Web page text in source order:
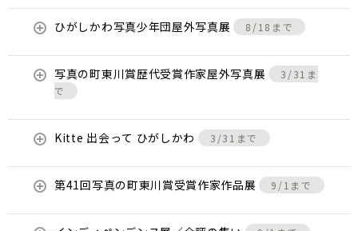
ひがしかわ写真少年団屋外写真展 8/18まで
写真の町東川賞歴代受賞作家屋外写真展
3/31ま
で
Kitte 出会って ひがしかわ 3/31まで
第41回写真の町東川賞受賞作家作品展 9/1まで